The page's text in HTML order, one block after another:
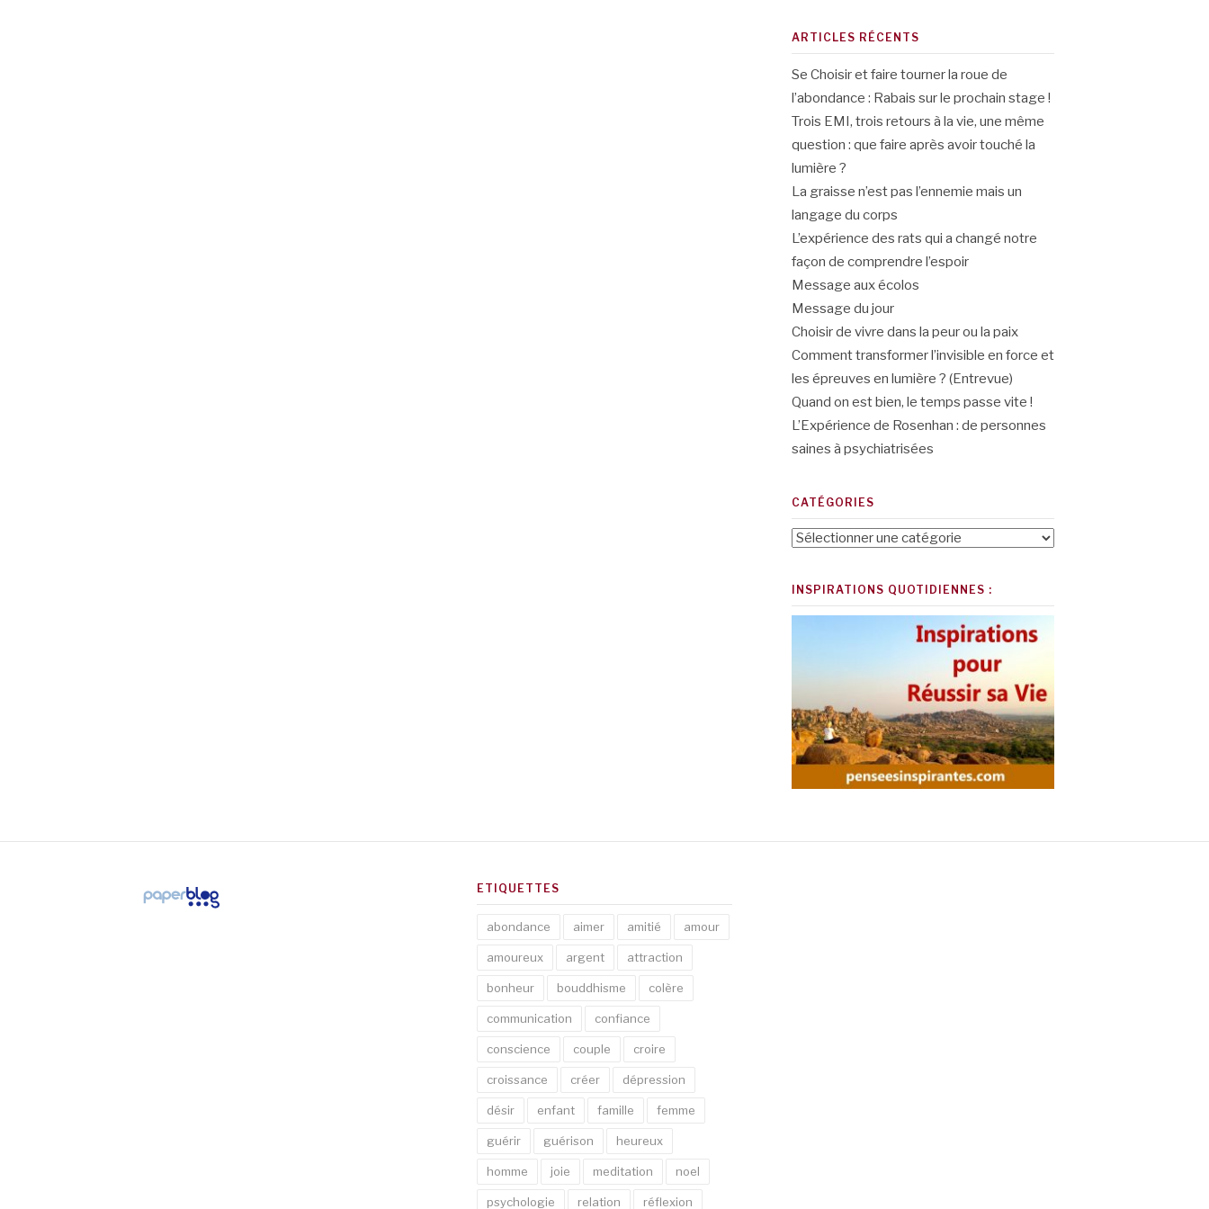
ARTICLES RÉCENTS
Se Choisir et faire tourner la roue de
l’abondance : Rabais sur le prochain stage !
Trois EMI, trois retours à la vie, une même
question : que faire après avoir touché la
lumière ?
La graisse n’est pas l’ennemie mais un
langage du corps
L’expérience des rats qui a changé notre
façon de comprendre l’espoir
Message aux écolos
Message du jour
Choisir de vivre dans la peur ou la paix
Comment transformer l’invisible en force et
les épreuves en lumière ? (Entrevue)
Quand on est bien, le temps passe vite !
L’Expérience de Rosenhan : de personnes
saines à psychiatrisées
CATÉGORIES
Catégories
INSPIRATIONS QUOTIDIENNES :
ETIQUETTES
abondance aimer amitié amour
amoureux argent attraction
bonheur bouddhisme colère
communication confiance
conscience couple croire
croissance créer dépression
désir enfant famille femme
guérir guérison heureux
homme joie meditation noel
psychologie relation réflexion